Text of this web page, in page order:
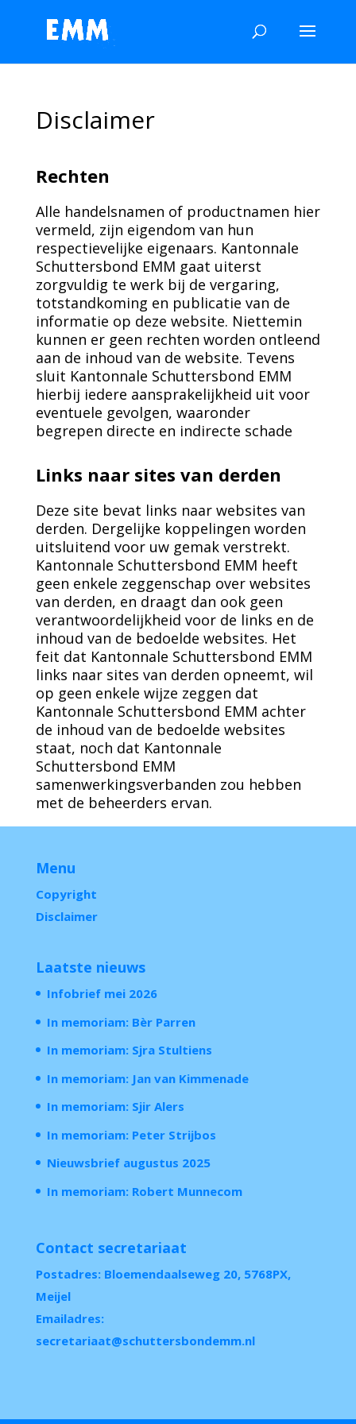
Disclaimer
Rechten
Alle handelsnamen of productnamen hier
vermeld, zijn eigendom van hun
respectievelijke eigenaars. Kantonnale
Schuttersbond EMM gaat uiterst
zorgvuldig te werk bij de vergaring,
totstandkoming en publicatie van de
informatie op deze website. Niettemin
kunnen er geen rechten worden ontleend
aan de inhoud van de website. Tevens
sluit Kantonnale Schuttersbond EMM
hierbij iedere aansprakelijkheid uit voor
eventuele gevolgen, waaronder
begrepen directe en indirecte schade
Links naar sites van derden
Deze site bevat links naar websites van
derden. Dergelijke koppelingen worden
uitsluitend voor uw gemak verstrekt.
Kantonnale Schuttersbond EMM heeft
geen enkele zeggenschap over websites
van derden, en draagt dan ook geen
verantwoordelijkheid voor de links en de
inhoud van de bedoelde websites. Het
feit dat Kantonnale Schuttersbond EMM
links naar sites van derden opneemt, wil
op geen enkele wijze zeggen dat
Kantonnale Schuttersbond EMM achter
de inhoud van de bedoelde websites
staat, noch dat Kantonnale
Schuttersbond EMM
samenwerkingsverbanden zou hebben
met de beheerders ervan.
Menu
Copyright
Disclaimer
Laatste nieuws
Infobrief mei 2026
In memoriam: Bèr Parren
In memoriam: Sjra Stultiens
In memoriam: Jan van Kimmenade
In memoriam: Sjir Alers
In memoriam: Peter Strijbos
Nieuwsbrief augustus 2025
In memoriam: Robert Munnecom
Contact secretariaat
Postadres: Bloemendaalseweg 20, 5768PX,
Meijel
Emailadres:
secretariaat@schuttersbondemm.nl